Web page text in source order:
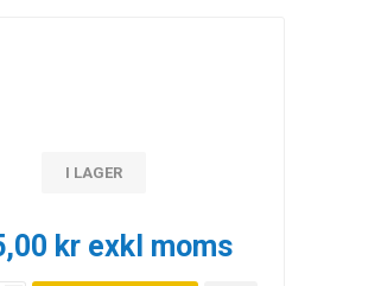
I LAGER
kr exkl moms